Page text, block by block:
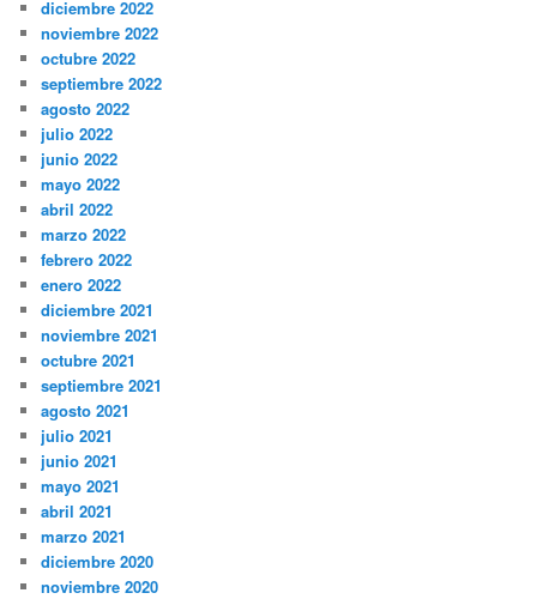
diciembre 2022
noviembre 2022
octubre 2022
septiembre 2022
agosto 2022
julio 2022
junio 2022
mayo 2022
abril 2022
marzo 2022
febrero 2022
enero 2022
diciembre 2021
noviembre 2021
octubre 2021
septiembre 2021
agosto 2021
julio 2021
junio 2021
mayo 2021
abril 2021
marzo 2021
diciembre 2020
noviembre 2020